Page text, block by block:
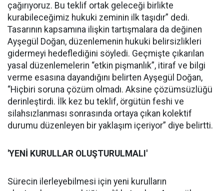
çağırıyoruz. Bu teklif ortak geleceği birlikte
kurabileceğimiz hukuki zeminin ilk taşıdır” dedi.
Tasarının kapsamına ilişkin tartışmalara da değinen
Ayşegül Doğan, düzenlemenin hukuki belirsizlikleri
gidermeyi hedeflediğini söyledi. Geçmişte çıkarılan
yasal düzenlemelerin “etkin pişmanlık”, itiraf ve bilgi
verme esasına dayandığını belirten Ayşegül Doğan,
“Hiçbiri soruna çözüm olmadı. Aksine çözümsüzlüğü
derinleştirdi. İlk kez bu teklif, örgütün feshi ve
silahsızlanması sonrasında ortaya çıkan kolektif
durumu düzenleyen bir yaklaşım içeriyor” diye belirtti.
'YENİ KURULLAR OLUŞTURULMALI'
Sürecin ilerleyebilmesi için yeni kurulların